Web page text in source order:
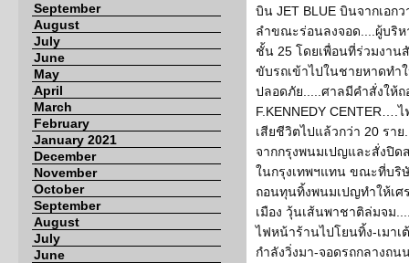
September
August
July
June
May
April
March
February
January 2021
December
November
October
September
August
July
June
บิน JET BLUE บินจากเอก
ลำขณะร่อนลงจอด....ผู้บริห
ชั้น 25 โดยเพื่อนที่ร่วมงาน
ขับรถเข้าไปในชายหาดทำ
ปลอดภัย.....ศาลมีคำสั่งให้
F.KENNEDY CENTER….
เสียชีวิตไปแล้วกว่า 20 รา
จากกรุงพนมเปญและสั่งปิด
ในกรุงเทพฯแทน ขณะที่บริ
ถอนทุนทิ้งพนมเปญทำให้เศ
เมือง วุ้นเส้นพาชาติล่มจม
ไฟหน้าร้านไปโยนทิ้ง-เมา
กำลังวิ่งมา-จอดรถกลางถ